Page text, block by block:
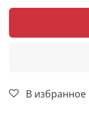
В избранное